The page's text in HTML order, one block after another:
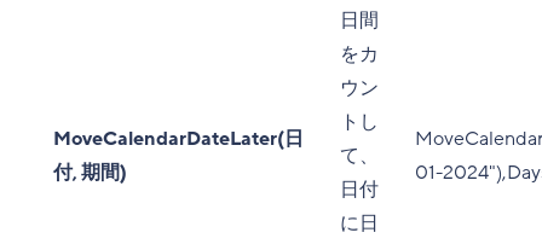
MoveCalendarDateLater(日
付, 期間)
日間
をカ
ウン
トし
て、
日付
に日
01-